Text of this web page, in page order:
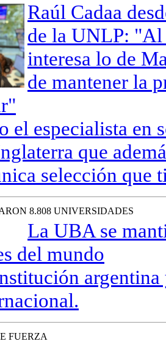
Raúl Cadaa
de la UNLP: "Al
interesa lo de
de mantener la
el especialista en
que
selección que
8.808 UNIVERSIDADES
La UBA se
del mundo
FUERZA